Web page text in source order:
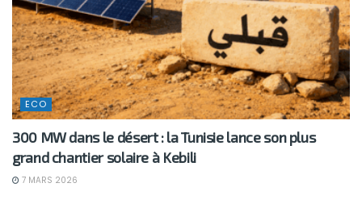
ECO
300 MW dans le désert : la Tunisie lance son plus
grand chantier solaire à Kebili
7 MARS 2026